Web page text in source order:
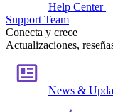
Help Center
Support Team
Conecta y crece
Actualizaciones,
News &